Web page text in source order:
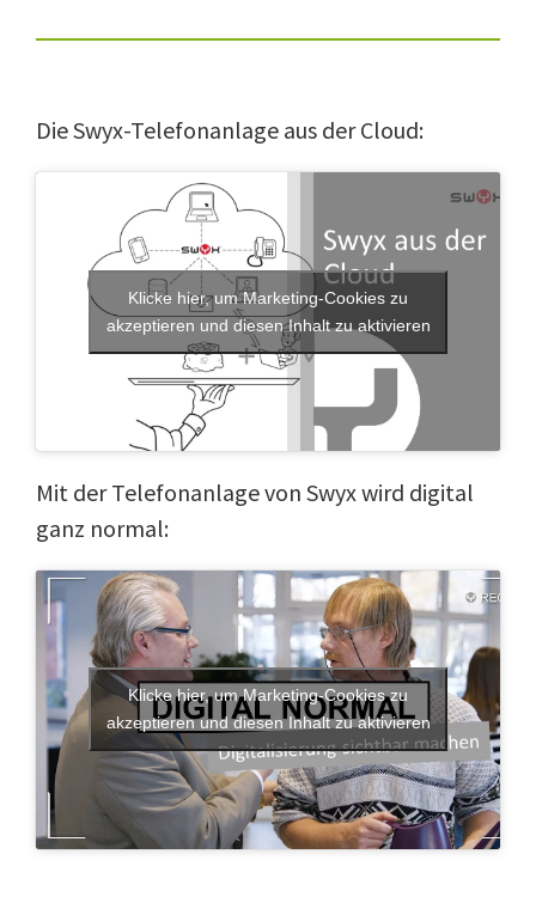
Die Swyx-Telefonanlage aus der Cloud:
Klicke hier, um Marketing-Cookies zu
akzeptieren und diesen Inhalt zu aktivieren
Mit der Telefonanlage von Swyx wird digital
ganz normal:
Klicke hier, um Marketing-Cookies zu
akzeptieren und diesen Inhalt zu aktivieren